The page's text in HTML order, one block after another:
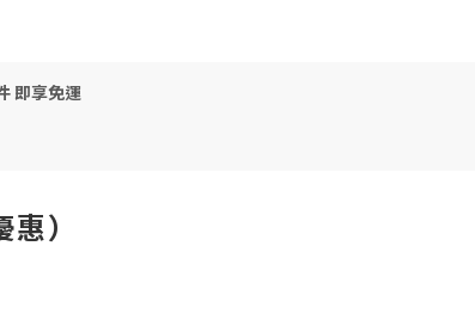
即享免運
）